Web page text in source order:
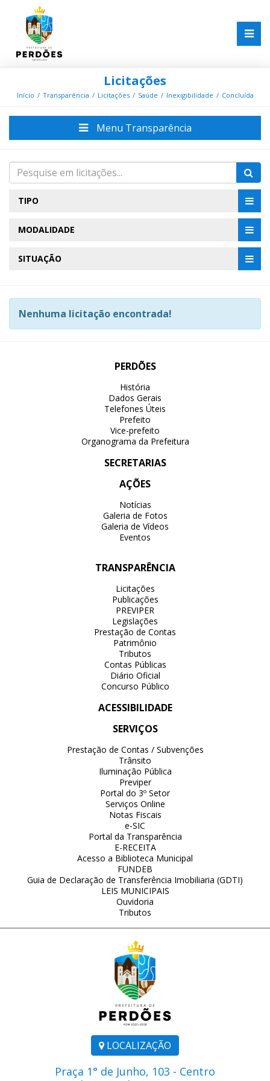
Licitações
Início Transparência Licitações Saúde Inexigibilidade Concluída
Menu Transparência
TIPO
MODALIDADE
SITUAÇÃO
Nenhuma licitação encontrada!
LOCALIZAÇÃO
Praça 1° de Junho, 103 - Centro
PERDÕES
História
Dados Gerais
Telefones Úteis
Prefeito
Vice-prefeito
Organograma da Prefeitura
SECRETARIAS
AÇÕES
Notícias
Galeria de Fotos
Galeria de Vídeos
Eventos
TRANSPARÊNCIA
Licitações
Publicações
PREVIPER
Legislações
Prestação de Contas
Patrimônio
Tributos
Contas Públicas
Diário Oficial
Concurso Público
ACESSIBILIDADE
SERVIÇOS
Prestação de Contas / Subvenções
Trânsito
Iluminação Pública
Previper
Portal do 3º Setor
Serviços Online
Notas Fiscais
e-SIC
Portal da Transparência
E-RECEITA
Acesso a Biblioteca Municipal
FUNDEB
Guia de Declaração de Transferência Imobiliaria (GDTI)
LEIS MUNICIPAIS
Ouvidoria
Tributos